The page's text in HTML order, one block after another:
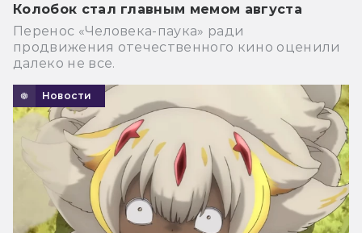
Колобок стал главным мемом августа
Перенос «Человека-паука» ради
продвижения отечественного кино оценили
далеко не все.
Новости